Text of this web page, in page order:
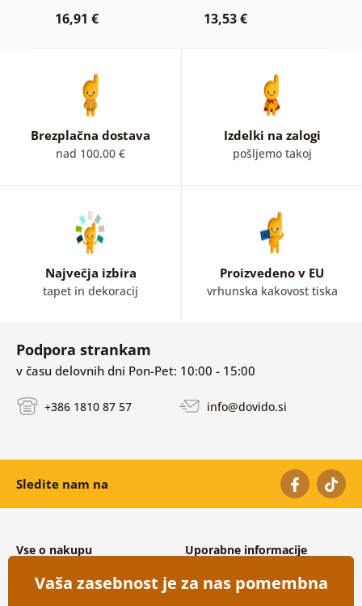
16,91 € 13,53 €
Brezplačna dostava
nad 100.00 €
Izdelki na zalogi
pošljemo takoj
Največja izbira
tapet in dekoracij
Proizvedeno v EU
vrhunska kakovost tiska
Podpora strankam
v času delovnih dni Pon-Pet: 10:00 - 15:00
+386 1810 87 57 info@dovido.si
Sledite nam na
Vse o nakupu
Splošni in reklamacijski pogoji
Varovanje osebnih podatkov
Uporabne informacije
Pogosto zastavljena vprašanja
Vaša zasebnost je za nas pomembna